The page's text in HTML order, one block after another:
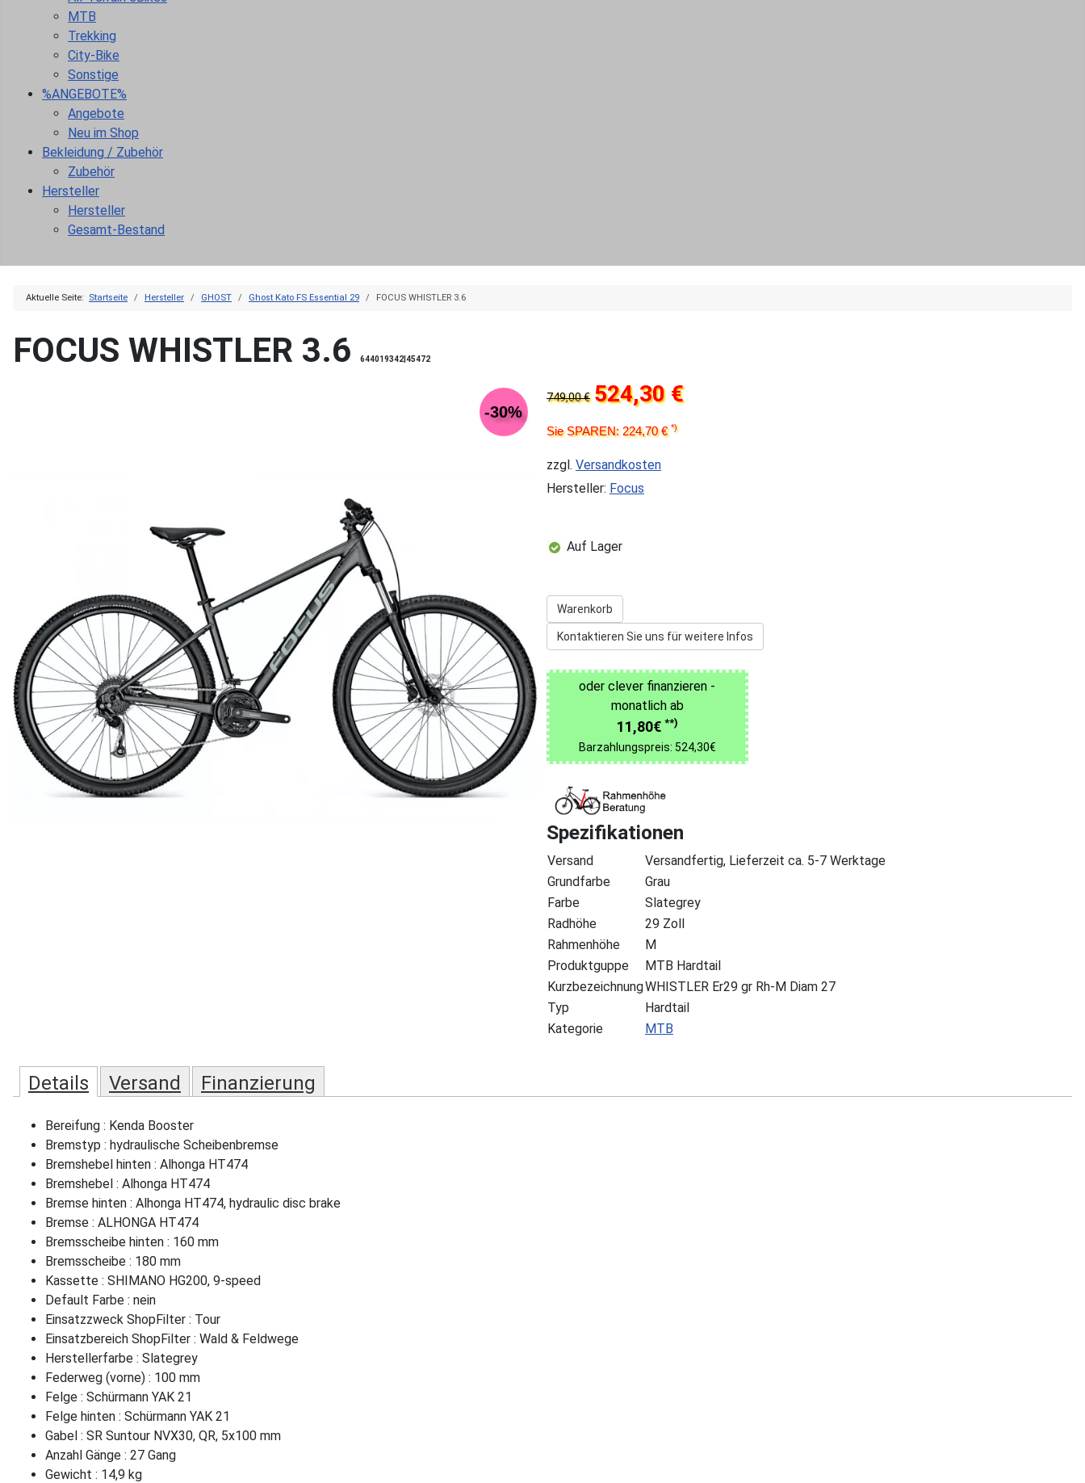
MTB
Trekking
City-Bike
Sonstige
%ANGEBOTE%
Angebote
Neu im Shop
Bekleidung / Zubehör
Zubehör
Hersteller
Hersteller
Gesamt-Bestand
Aktuelle Seite: Startseite Hersteller GHOST Ghost Kato FS Essential 29 FOCUS WHISTLER 3.6
FOCUS WHISTLER 3.6 644019342|45472
-30%
749,00 € 524,30 €
Sie SPAREN: 224,70 €*)
zzgl. Versandkosten
Hersteller: Focus
Auf Lager
Warenkorb
Kontaktieren Sie uns für weitere Infos
oder clever finanzieren -
monatlich ab
11,80€ **)
Barzahlungspreis: 524,30€
Spezifikationen
Versand
Versandfertig, Lieferzeit ca. 5-7 Werktage
Grundfarbe
Grau
Farbe
Slategrey
Radhöhe
29 Zoll
Rahmenhöhe
M
Produktguppe
MTB Hardtail
KurzbezeichnungWHISTLER Er29 gr Rh-M Diam 27
Typ
Hardtail
Kategorie
MTB
Details Versand Finanzierung
Bereifung : Kenda Booster
Bremstyp : hydraulische Scheibenbremse
Bremshebel hinten : Alhonga HT474
Bremshebel : Alhonga HT474
Bremse hinten : Alhonga HT474, hydraulic disc brake
Bremse : ALHONGA HT474
Bremsscheibe hinten : 160 mm
Bremsscheibe : 180 mm
Kassette : SHIMANO HG200, 9-speed
Default Farbe : nein
Einsatzzweck ShopFilter : Tour
Einsatzbereich ShopFilter : Wald & Feldwege
Herstellerfarbe : Slategrey
Federweg (vorne) : 100 mm
Felge : Schürmann YAK 21
Felge hinten : Schürmann YAK 21
Gabel : SR Suntour NVX30, QR, 5x100 mm
Anzahl Gänge : 27 Gang
Gewicht : 14,9 kg